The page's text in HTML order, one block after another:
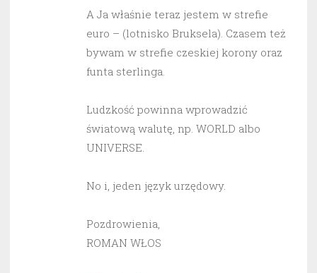
A Ja właśnie teraz jestem w strefie
euro – (lotnisko Bruksela). Czasem też
bywam w strefie czeskiej korony oraz
funta sterlinga.
Ludzkość powinna wprowadzić
światową walutę, np. WORLD albo
UNIVERSE.
No i, jeden język urzędowy.
Pozdrowienia,
ROMAN WŁOS